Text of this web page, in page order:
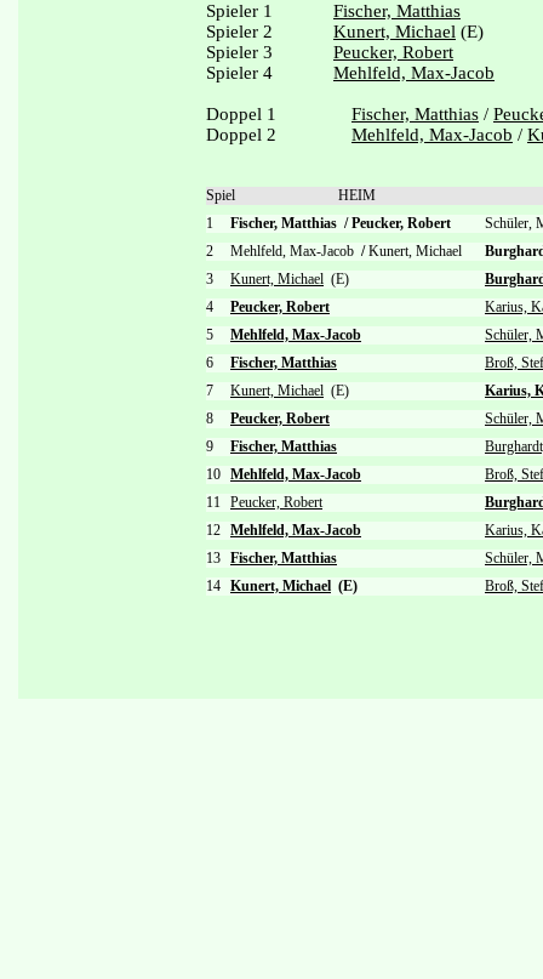
Spieler 1
Fischer, Matthias
Spieler 2
Kunert, Michael (E)
Spieler 3
Peucker, Robert
Spieler 4
Mehlfeld, Max-Jacob
Doppel 1 Fischer, Matthias /
Doppel 2
Mehlfeld, Max-Jacob /
Spiel
HEIM
1
Fischer, Matthias /Peucker, Robert
Schüler,
2
Mehlfeld, Max-Jacob /Kunert, Michael
3
Kunert, Michael (E)
4
Peucker, Robert
Karius,
5
Mehlfeld, Max-Jacob
Schüler,
6
Fischer, Matthias
Broß,
7
Kunert, Michael (E)
Karius,
8
Peucker, Robert
Schüler,
9
Fischer, Matthias
10 Mehlfeld, Max-Jacob
Broß,
11 Peucker, Robert
12 Mehlfeld, Max-Jacob
Karius,
13 Fischer, Matthias
Schüler,
14 Kunert, Michael (E) Broß,